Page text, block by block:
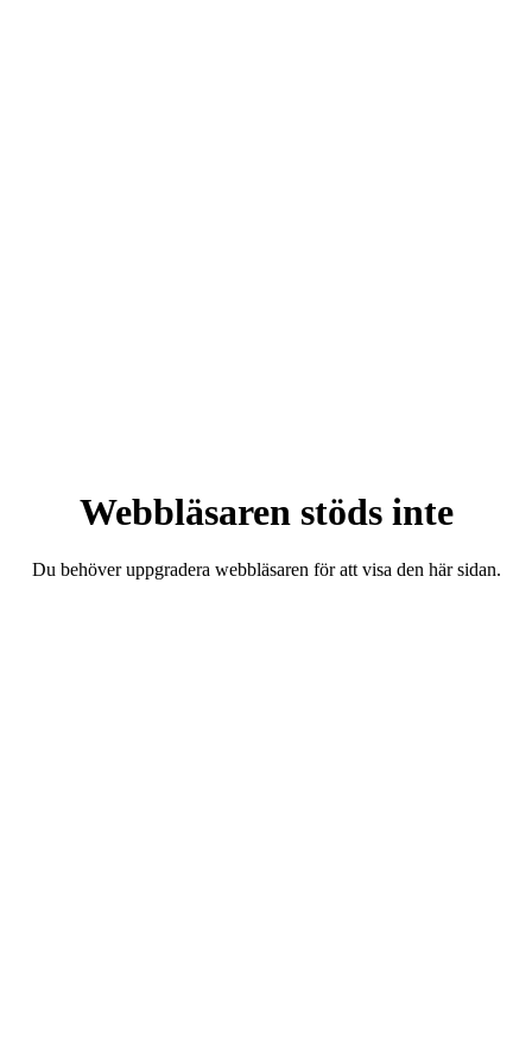
Webbläsaren stöds inte
Du behöver uppgradera webbläsaren för att visa den här sidan.